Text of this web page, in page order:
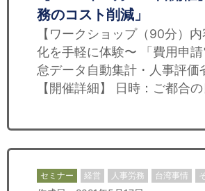
務のコスト削減」
【ワークショップ（90分）
化を手軽に体験〜 「費用申
怠データ自動集計・人事評価
【開催詳細】 日時：ご都合
セミナー 経営 人事労務 台湾事情